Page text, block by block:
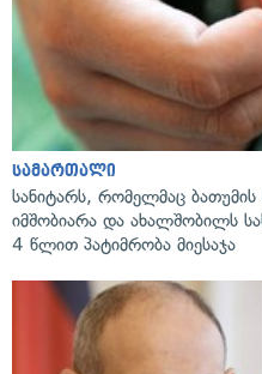
სამართალი
სანიტარს, რომელმაც
იმშობიარა და ახალშობილს
4 წლით პატიმრობა მიესაჯა